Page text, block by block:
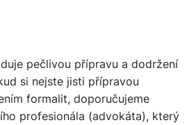
pečlivou přípravu a dodržení
si nejste jisti přípravou
formalit, doporučujeme
profesionála (advokáta), který